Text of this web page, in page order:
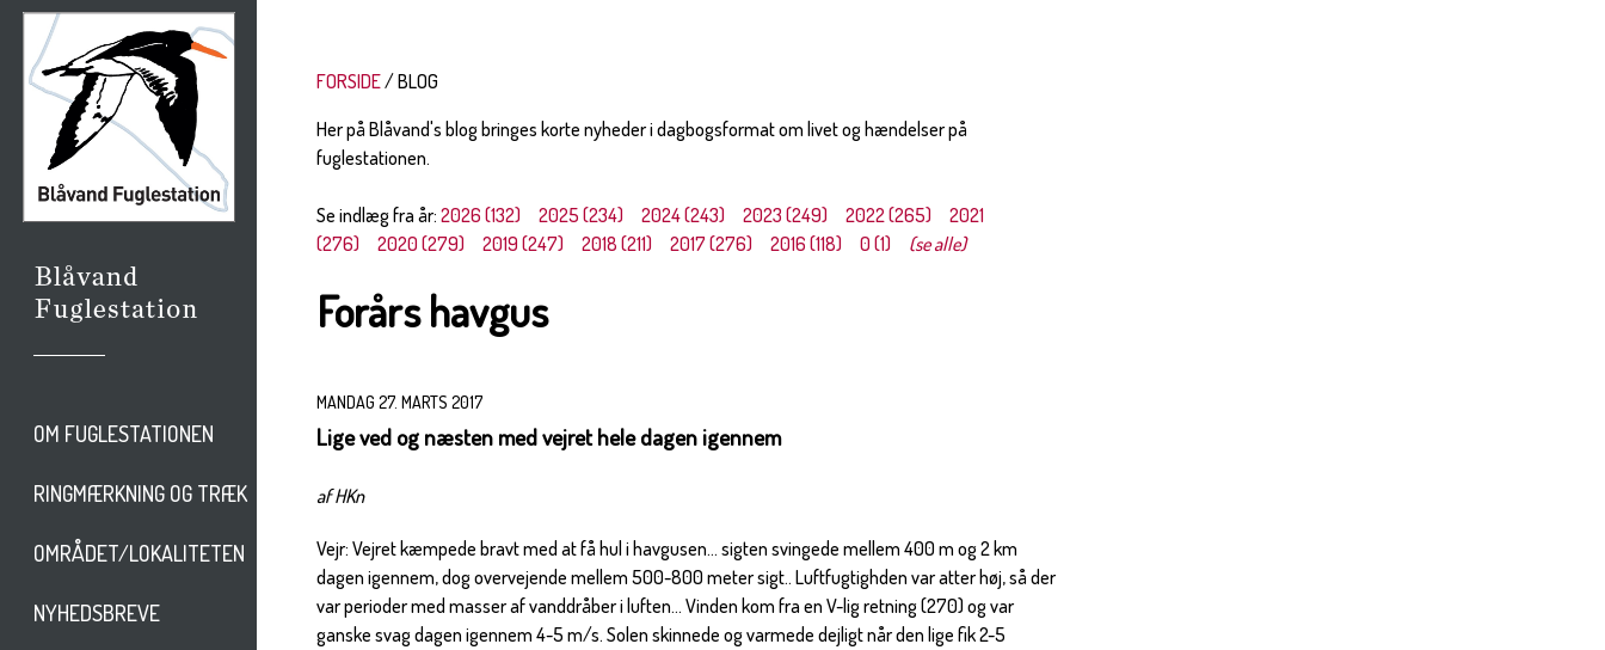
OM FUGLESTATIONEN
RINGMÆRKNING OG TRÆK
OMRÅDET/LOKALITETEN
NYHEDSBREVE
FORSIDE
BLOG
Her på Blåvand's blog bringes korte nyheder i dagbogsformat om livet og hændelser på
fuglestationen.
Se indlæg fra år:2026 (132) 2025 (234) 2024 (243) 2023 (249) 2022 (265)
2021
(276)
2020 (279) 2019 (247) 2018 (211) 2017 (276) 2016 (118) 0 (1) (se alle)
Forårs havgus
MANDAG 27. MARTS 2017
Lige ved og næsten med vejret hele dagen igennem
af HKn
Vejr: Vejret kæmpede bravt med at få hul i havgusen... sigten svingede mellem 400 m og 2 km
dagen igennem, dog overvejende mellem 500-800 meter sigt.. Luftfugtighden var atter høj, så der
var perioder med masser af vanddråber i luften... Vinden kom fra en V-lig retning (270) og var
ganske svag dagen igennem 4-5 m/s. Solen skinnede og varmede dejligt når den lige fik 2-5